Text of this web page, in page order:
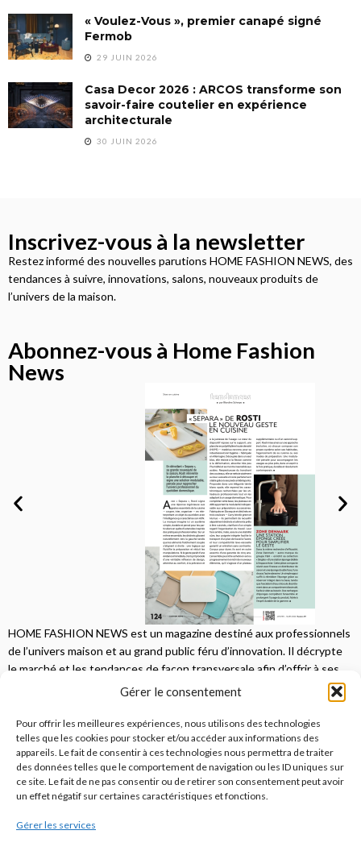
Gérer le consentement
Pour offrir les meilleures expériences, nous utilisons des technologies
telles que les cookies pour stocker et/ou accéder aux informations des
appareils. Le fait de consentir à ces technologies nous permettra de traiter
des données telles que le comportement de navigation ou les ID uniques sur
ce site. Le fait de ne pas consentir ou de retirer son consentement peut avoir
un effet négatif sur certaines caractéristiques et fonctions.
Gérer les services
« Voulez-Vous », premier canapé signé
Fermob
29 JUIN 2026
Casa Decor 2026 : ARCOS transforme son
savoir-faire coutelier en expérience
architecturale
30 JUIN 2026
Inscrivez-vous à la newsletter
Restez informé des nouvelles parutions HOME FASHION NEWS, des
tendances à suivre, innovations, salons, nouveaux produits de
l’univers de la maison.
Abonnez-vous à Home Fashion
News
HOME FASHION NEWS est un magazine destiné aux professionnels
de l’univers maison et au grand public féru d’innovation. Il décrypte
le marché et les tendances de façon transversale afin d’offrir à ses
lecteurs une vision complète.
JE M'ABONNE